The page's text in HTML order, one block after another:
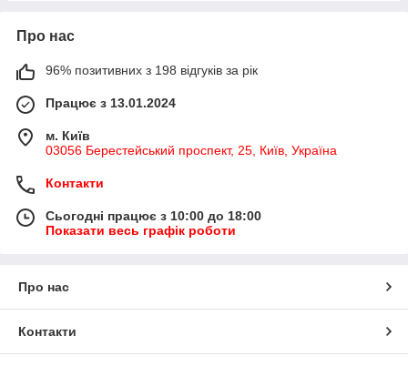
Про нас
96% позитивних з 198 відгуків за рік
Працює з 13.01.2024
м. Київ
03056 Берестейський проспект, 25, Київ, Україна
Контакти
Сьогодні працює з 10:00 до 18:00
Показати весь графік роботи
Про нас
Контакти